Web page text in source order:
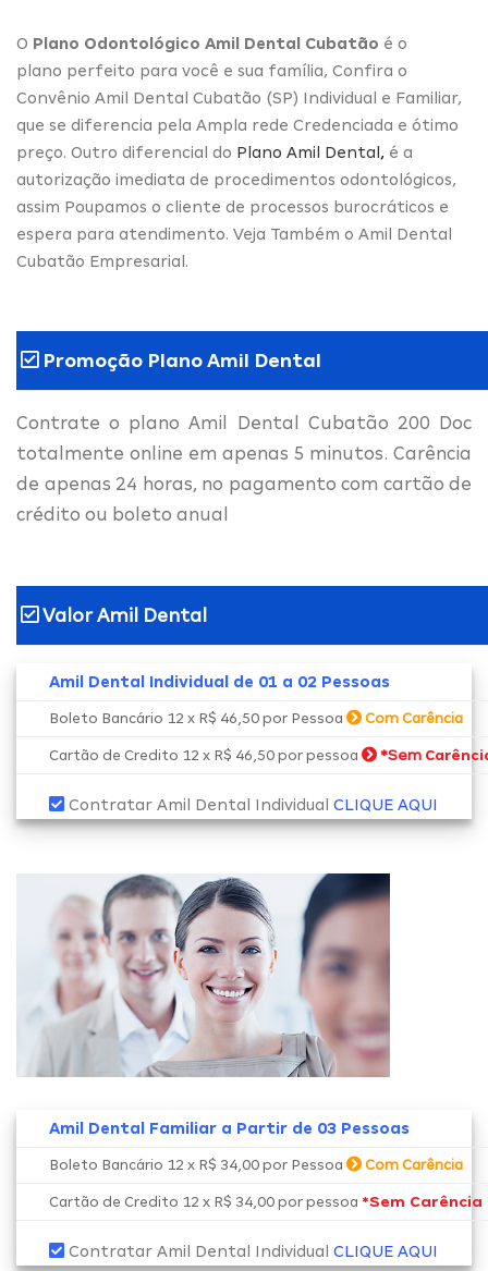
O Plano Odontológico Amil Dental Cubatão é o
plano perfeito para você e sua família, Confira o
Convênio Amil Dental Cubatão (SP) Individual e Familiar,
que se diferencia pela Ampla rede Credenciada e ótimo
preço. Outro diferencial do Plano Amil Dental , é a
autorização imediata de procedimentos odontológicos,
assim Poupamos o cliente de processos burocráticos e
espera para atendimento. Veja Também o Amil Dental
Cubatão Empresarial.
Promoção Plano Amil Dental
Contrate o plano Amil Dental Cubatão 200 Doc
totalmente online em apenas 5 minutos. Carência
de apenas 24 horas, no pagamento com cartão de
crédito ou boleto anual
Valor Amil Dental
Amil Dental Individual de 01 a 02 Pessoas
Boleto Bancário 12 x R$ 46,50 por Pessoa Com Carência
Cartão de Credito 12 x R$ 46,50 por pessoa *Sem
Contratar Amil Dental Individual CLIQUE AQUI
Amil Dental Familiar a Partir de 03 Pessoas
Boleto Bancário 12 x R$ 34,00 por Pessoa Com Carência
Cartão de Credito 12 x R$ 34,00 por pessoa *Sem Carência
Contratar Amil Dental Individual CLIQUE AQUI